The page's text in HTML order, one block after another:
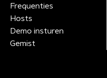
Frequenties
Hosts
Demo insturen
Gemist